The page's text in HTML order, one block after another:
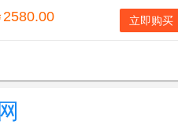
通测试、网络线缆测试、PoE供电测试、
干扰ook数字音频寻线等，按需保存网
2580.00 立即购买